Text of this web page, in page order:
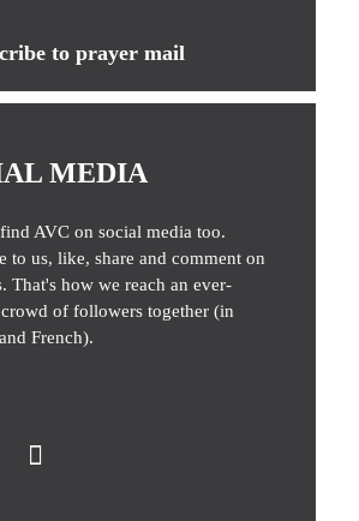
to prayer mail
MEDIA
AVC on social media too.
to us, like, share and comment on
That's how we reach an ever-
of followers together (in
French).